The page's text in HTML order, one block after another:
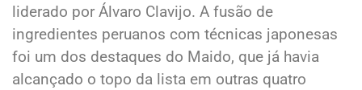
liderado por Álvaro Clavijo. A fusão de
ingredientes peruanos com técnicas japonesas
foi um dos destaques do Maido, que já havia
alcançado o topo da lista em outras quatro